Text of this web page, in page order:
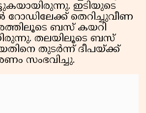
ഇടിയുടെ
തെറിച്ചുവീണ
ബസ് കയറി
തലയിലൂടെ ബസ്
തുടർന്ന് ദീപയ്ക്ക്
സംഭവിച്ചു.